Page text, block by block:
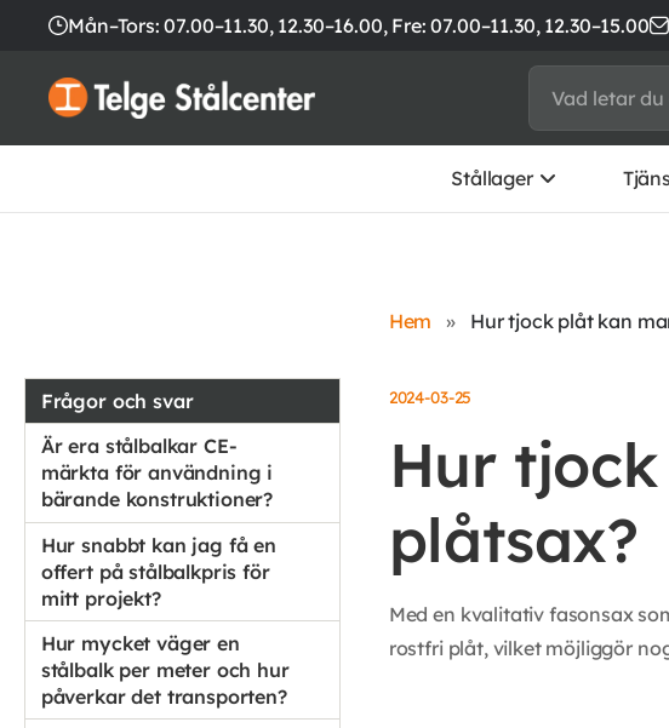
Mån–Tors: 07.00–11.30, 12.30–16.00,Fre: 07.00–11.30, 12.30–15.00
Stållager
Frågor och svar
Är era stålbalkar CE-
märkta för användning i
bärande konstruktioner?
Hur snabbt kan jag få en
offert på stålbalkpris för
mitt projekt?
Hur mycket väger en
stålbalk per meter och hur
påverkar det transporten?
Hem » Hur tjock plåt kan
2024-03-25
Hur
plåtsax?
Med en kvalitativ fasonsax
rostfri plåt, vilket möjliggör